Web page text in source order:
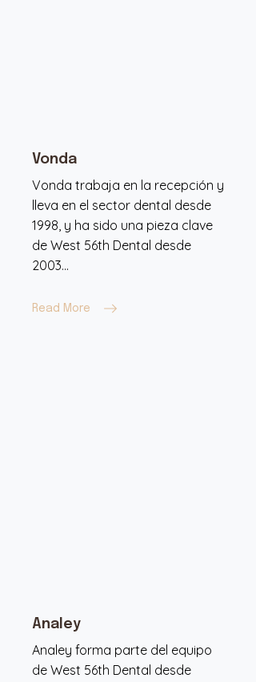
Vonda
Vonda trabaja en la recepción y
lleva en el sector dental desde
1998, y ha sido una pieza clave
de West 56th Dental desde
2003...
Read More
Analey
Analey forma parte del equipo
de West 56th Dental desde